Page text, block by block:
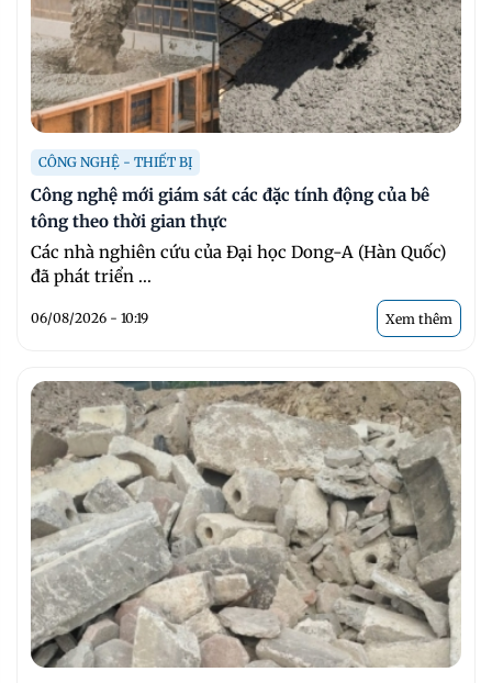
CÔNG NGHỆ - THIẾT BỊ
Công nghệ mới giám sát các đặc tính động của bê
tông theo thời gian thực
Các nhà nghiên cứu của Đại học Dong-A (Hàn Quốc)
đã phát triển ...
06/08/2026 - 10:19 Xem thêm